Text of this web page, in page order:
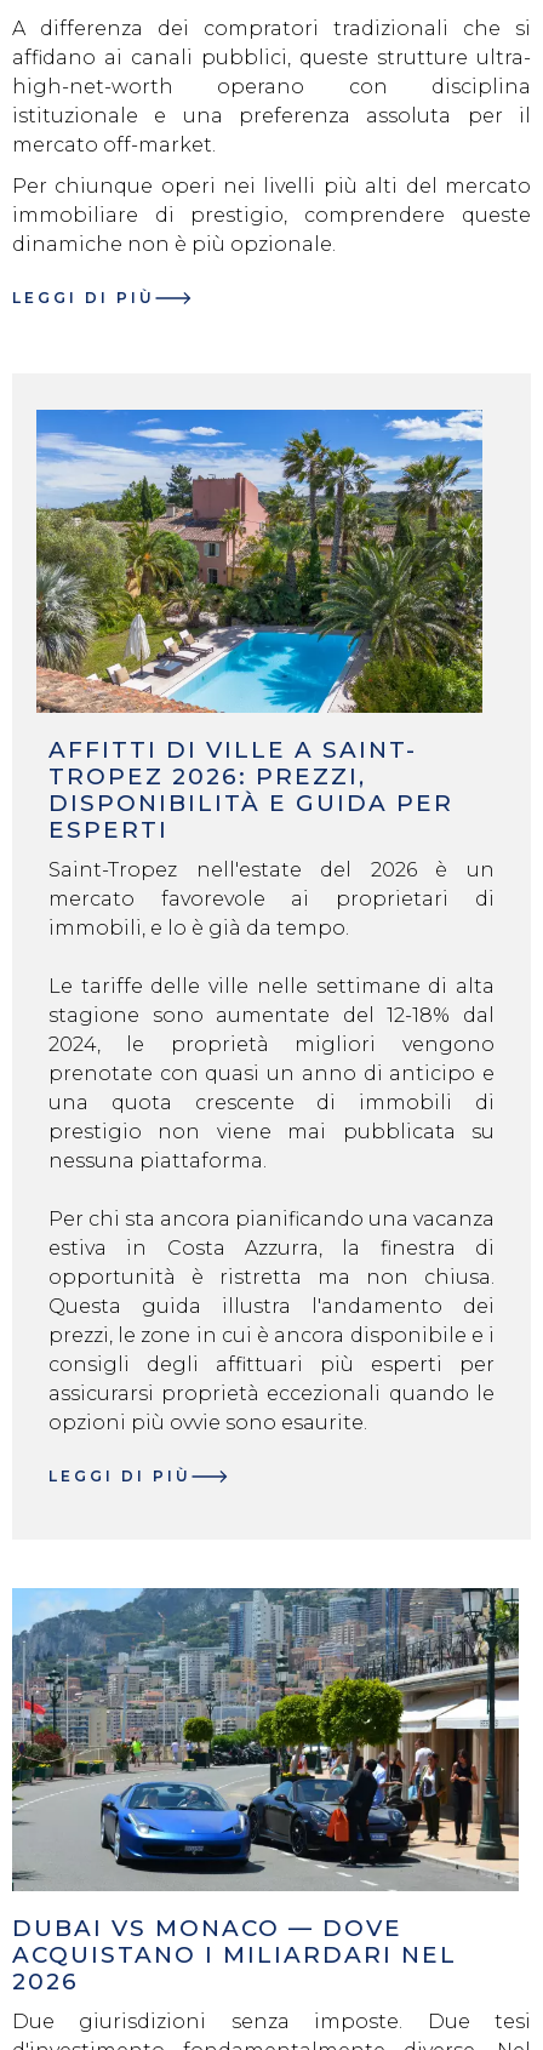
A differenza dei compratori tradizionali che si
affidano ai canali pubblici, queste strutture ultra-
high-net-worth operano con disciplina
istituzionale e una preferenza assoluta per il
mercato off-market.
Per chiunque operi nei livelli più alti del mercato
immobiliare di prestigio, comprendere queste
dinamiche non è più opzionale.
LEGGI DI PIÙ
AFFITTI DI VILLE A SAINT-
TROPEZ 2026: PREZZI,
DISPONIBILITÀ E GUIDA PER
ESPERTI
Saint-Tropez nell'estate del 2026 è un
mercato favorevole ai proprietari di
immobili, e lo è già da tempo.
Le tariffe delle ville nelle settimane di alta
stagione sono aumentate del 12-18% dal
2024, le proprietà migliori vengono
prenotate con quasi un anno di anticipo e
una quota crescente di immobili di
prestigio non viene mai pubblicata su
nessuna piattaforma.
Per chi sta ancora pianificando una vacanza
estiva in Costa Azzurra, la finestra di
opportunità è ristretta ma non chiusa.
Questa guida illustra l'andamento dei
prezzi, le zone in cui è ancora disponibile e i
consigli degli affittuari più esperti per
assicurarsi proprietà eccezionali quando le
opzioni più ovvie sono esaurite.
LEGGI DI PIÙ
DUBAI VS MONACO — DOVE
ACQUISTANO I MILIARDARI NEL
2026
Due giurisdizioni senza imposte. Due tesi